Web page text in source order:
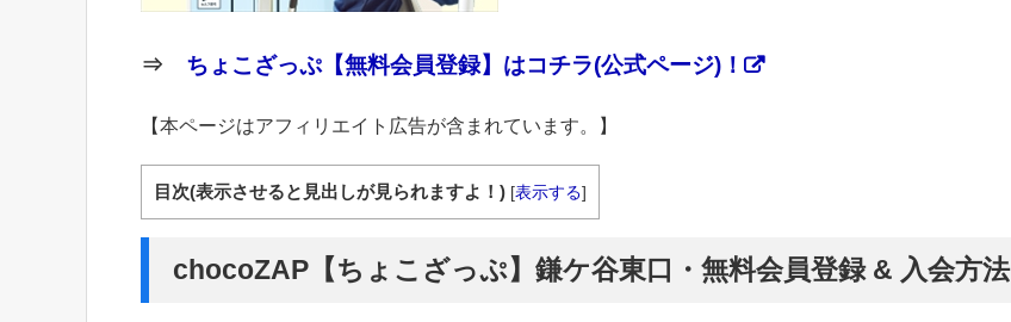
⇒ ちょこざっぷ【無料会員登録】はコチラ(公式ページ)！
【本ページはアフィリエイト広告が含まれています。】
目次(表示させると見出しが見られますよ！) [表示する]
chocoZAP【ちょこざっぷ】鎌ケ谷東口・無料会員登録 & 入会方法